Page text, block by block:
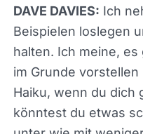
System. Also Dave
bitten zu tun?
DAVE DAVIES:Ich
Beispielen loslegen
halten. Ich meine,
dir im Grunde